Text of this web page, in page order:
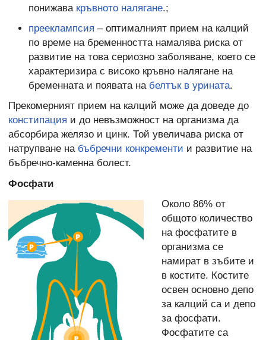
понижава кръвното налягане.;
прееклампсия – оптималният прием на калций
по време на бременността намалява риска от
развитие на това сериозно заболяване, което се
характеризира с високо кръвно налягане на
бременната и появата на белтък в урината.
Прекомерният прием на калций може да доведе до
констипация и до невъзможност на организма да
абсорбира желязо и цинк. Той увеличава риска от
натрупване на бъбречни конкременти и развитие на
бъбречно-каменна болест.
Фосфати
Около 86% от
общото количество
на фосфатите в
организма се
намират в зъбите и
в костите. Костите
освен основно депо
за калций са и депо
за фосфати.
Фосфатите са